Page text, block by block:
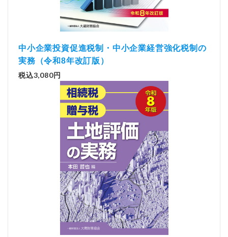
中小企業投資促進税制・中小企業経営強化税制の
実務（令和8年改訂版）
税込3,080円